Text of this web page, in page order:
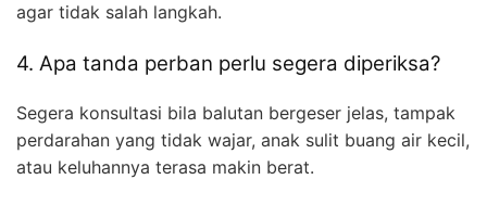
agar tidak salah langkah.
4. Apa tanda perban perlu segera diperiksa?
Segera konsultasi bila balutan bergeser jelas, tampak
perdarahan yang tidak wajar, anak sulit buang air kecil,
atau keluhannya terasa makin berat.